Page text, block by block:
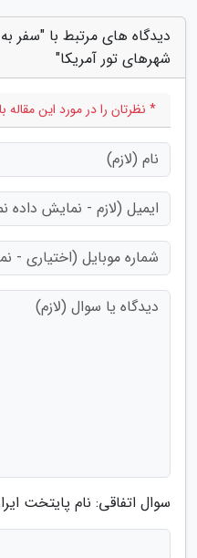
دیدگاه های مرتبط با "سفر
شهرهای تور آمریکا"
* نظرتان را در مورد این مقاله
سوال اتفاقی: نام پایتخت